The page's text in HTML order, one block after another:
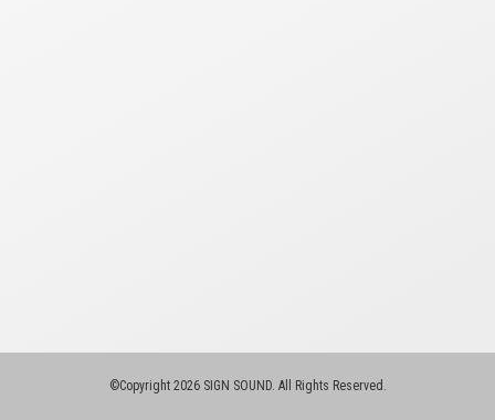
©Copyright 2026 SIGN SOUND. All Rights Reserved.